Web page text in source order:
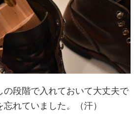
の段階で入れておいて大丈夫で
れていました。（汗）